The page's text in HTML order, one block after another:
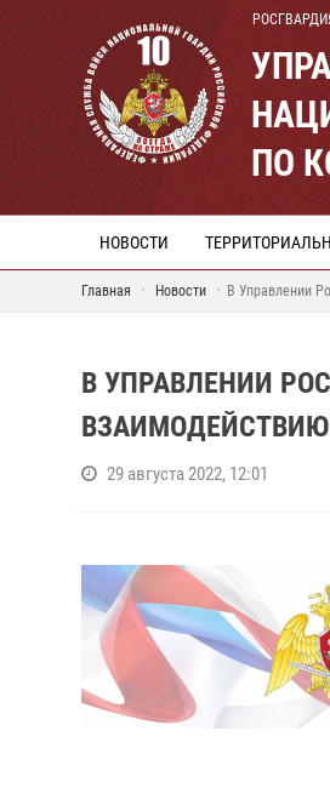
ПО
НОВОСТИ
Главная Новости В Управлении
В УПРАВЛЕНИИ
29 августа 2022, 12:01